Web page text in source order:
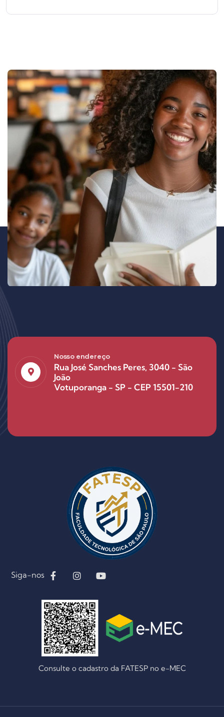
Nosso endereço
Rua José Sanches Peres, 3040 - São
João
Votuporanga - SP - CEP 15501-210
Siga-nos
Consulte o cadastro da FATESP no e-MEC